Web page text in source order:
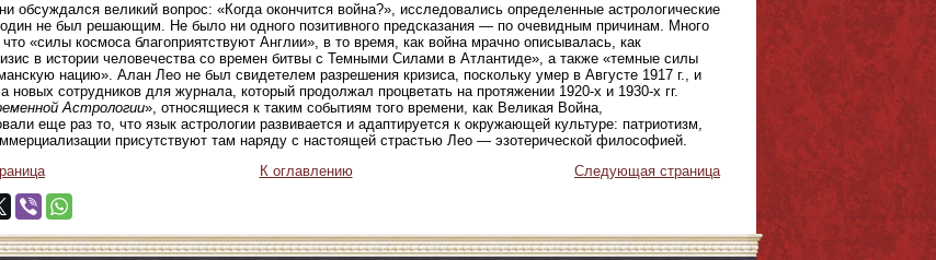
обсуждался великий вопрос: «Когда окончится война?», исследовались определенные астрологические
один не был решающим. Не было ни одного позитивного предсказания — по очевидным причинам. Много
что «силы космоса благоприятствуют Англии», в то время, как война мрачно описывалась, как
в истории человечества со времен битвы с Темными Силами в Атлантиде», а также «темные силы
нацию». Алан Лео не был свидетелем разрешения кризиса, поскольку умер в Августе 1917 г., и
новых сотрудников для журнала, который продолжал процветать на протяжении 1920-х и 1930-х гг.
Астрологии», относящиеся к таким событиям того времени, как Великая Война,
еще раз то, что язык астрологии развивается и адаптируется к окружающей культуре: патриотизм,
присутствуют там наряду с настоящей страстью Лео — эзотерической философией.
К оглавлению Следующая страница